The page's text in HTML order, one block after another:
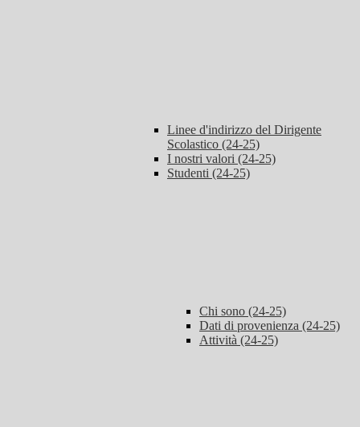
Linee d'indirizzo del Dirigente
Scolastico (24-25)
I nostri valori (24-25)
Studenti (24-25)
Chi sono (24-25)
Dati di provenienza (24-25)
Attività (24-25)